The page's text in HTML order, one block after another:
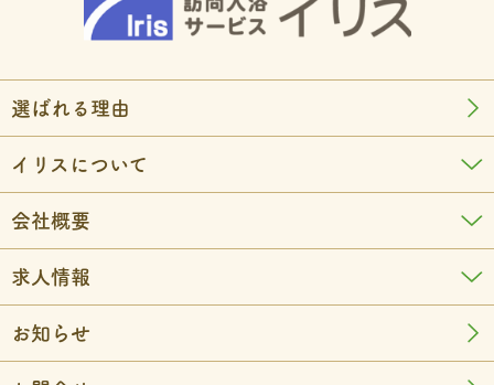
選ばれる理由
イリスについて
会社概要
求人情報
お知らせ